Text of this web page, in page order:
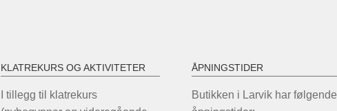
KLATREKURS OG AKTIVITETER
I tillegg til klatrekurs
ÅPNINGSTIDER
Butikken i Larvik har følgende